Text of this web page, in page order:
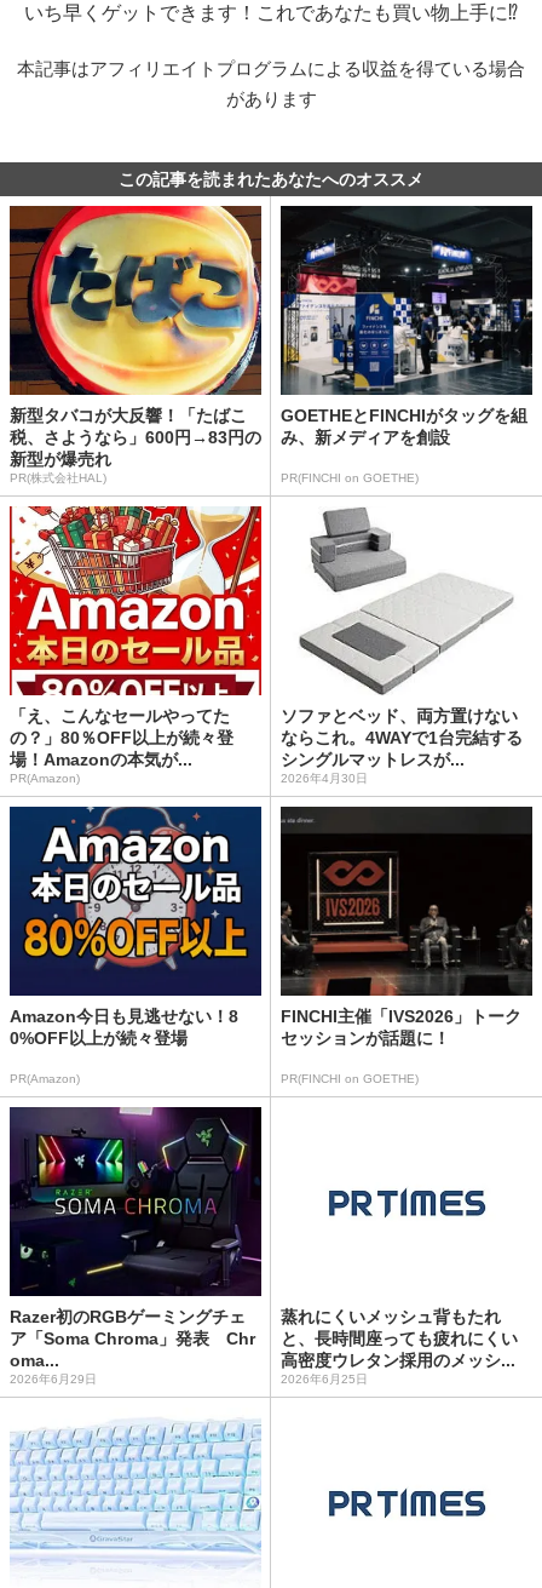
いち早くゲットできます！これであなたも買い物上手に⁉
本記事はアフィリエイトプログラムによる収益を得ている場合
があります
この記事を読まれたあなたへのオススメ
新型タバコが大反響！「たばこ
税、さようなら」600円→83円の
新型が爆売れ
PR(株式会社HAL)
GOETHEとFINCHIがタッグを組
み、新メディアを創設
PR(FINCHI on GOETHE)
「え、こんなセールやってた
の？」80％OFF以上が続々登
場！Amazonの本気が...
PR(Amazon)
ソファとベッド、両方置けない
ならこれ。4WAYで1台完結する
シングルマットレスが...
2026年4月30日
Amazon今日も見逃せない！8
0%OFF以上が続々登場
PR(Amazon)
FINCHI主催「IVS2026」トーク
セッションが話題に！
PR(FINCHI on GOETHE)
Razer初のRGBゲーミングチェ
ア「Soma Chroma」発表 Chr
oma...
2026年6月29日
蒸れにくいメッシュ背もたれ
と、長時間座っても疲れにくい
高密度ウレタン採用のメッシ...
2026年6月25日